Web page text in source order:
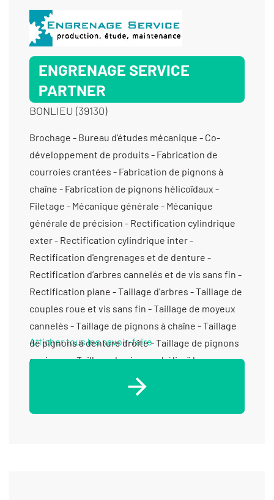
ENGRENAGE SERVICE
PARTNER
BONLIEU (39130)
Brochage - Bureau d’études mécanique - Co-
développement de produits - Fabrication de
courroies crantées - Fabrication de pignons à
chaîne - Fabrication de pignons hélicoïdaux -
Filetage - Mécanique générale - Mécanique
générale de précision - Rectification cylindrique
exter - Rectification cylindrique inter -
Rectification d'engrenages et de denture -
Rectification d’arbres cannelés et de vis sans fin -
Rectification plane - Taillage d'arbres - Taillage de
couples roue et vis sans fin - Taillage de moyeux
cannelés - Taillage de pignons à chaîne - Taillage
de pignons à denture droite - Taillage de pignons
coniques - Taillage de pignons hélicoïdaux -
Taillage de poulies crantées - Usinage métaux
Afficher tous les savoir-faire